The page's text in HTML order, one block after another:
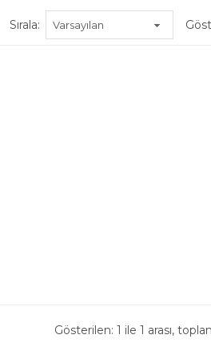
Sırala:
Gösterilen: 1 ile 1 arası,